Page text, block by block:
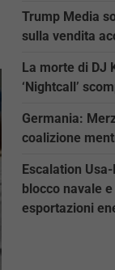
Trump Media
sulla vendita
La morte di DJ
‘Nightcall’
Germania:
coalizione
Escalation
blocco navale
esportazioni